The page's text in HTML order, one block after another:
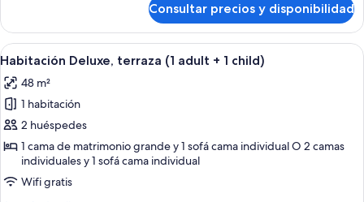
adults)
2
habitaciones,
vistas
mar
(5
adults)
Consultar precios y disponibilidad
Abrir
todas
las
fotos
de
Habitación
Deluxe,
terraza
Un balcón con mesa y sillas, con
5
Habitación Deluxe, terraza (1 adult + 1 child)
48 m²
1 habitación
2 huéspedes
1 cama de matrimonio grande y 1 sofá cama individual O 2 camas
individuales y 1 sofá cama individual
Wifi gratis